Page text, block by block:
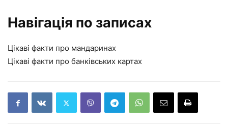
Навігація по записах
Цікаві факти про мандаринах
Цікаві факти про банківських картах